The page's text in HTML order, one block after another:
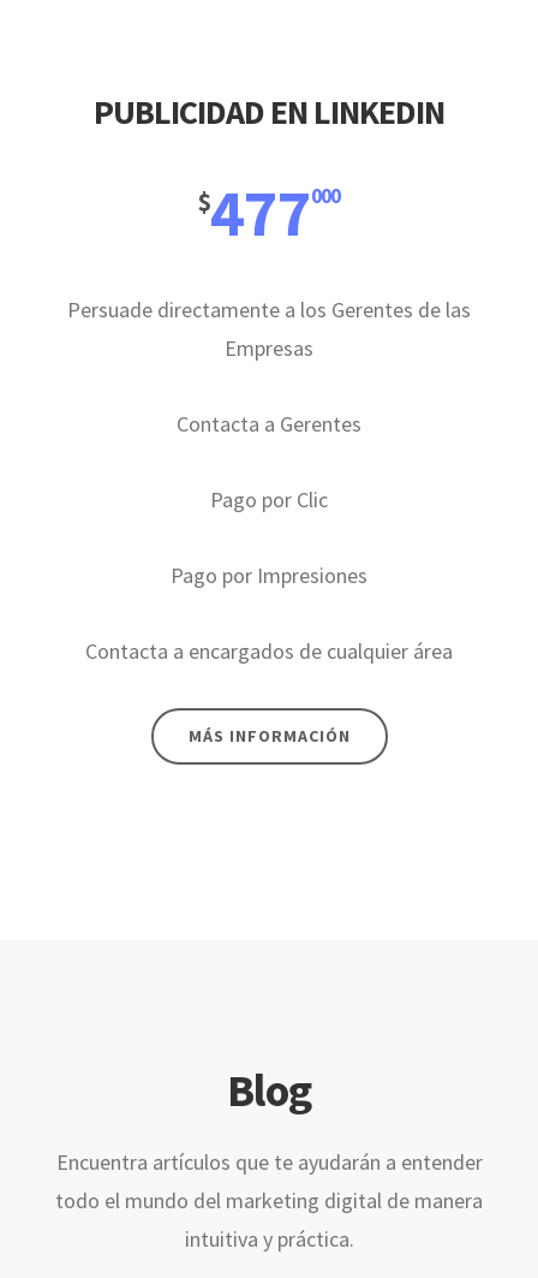
PUBLICIDAD EN LINKEDIN
$477000
Persuade directamente a los Gerentes de las
Empresas
Contacta a Gerentes
Pago por Clic
Pago por Impresiones
Contacta a encargados de cualquier área
MÁS INFORMACIÓN
Blog
Encuentra artículos que te ayudarán a entender
todo el mundo del marketing digital de manera
intuitiva y práctica.